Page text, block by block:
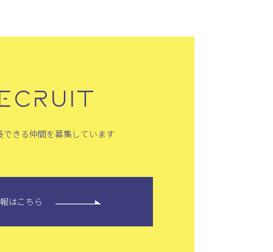
できる仲間を募集しています
はこちら